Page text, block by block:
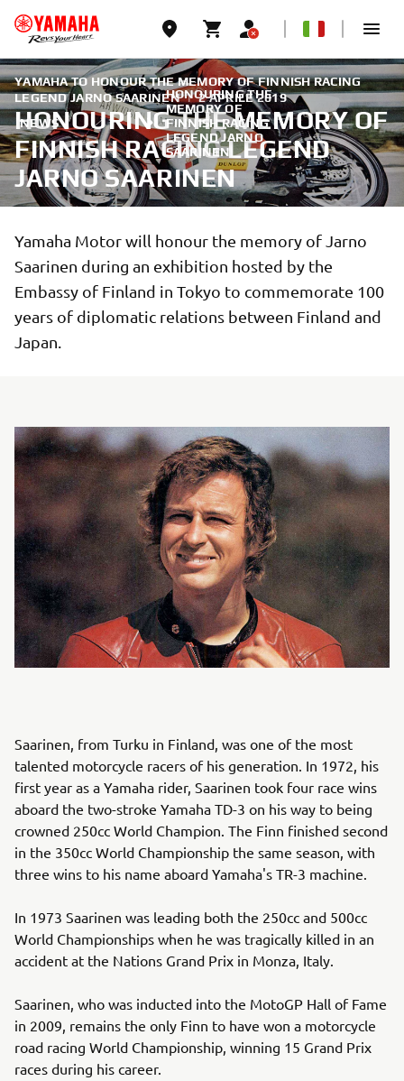
NEWS
HONOURING THE
MEMORY OF
FINNISH RACING
LEGEND JARNO
SAARINEN
YAMAHA TO HONOUR THE MEMORY OF FINNISH RACING
LEGEND JARNO SAARINEN | 2 APRILE 2019
HONOURING THE MEMORY OF
FINNISH RACING LEGEND
JARNO SAARINEN
Yamaha Motor will honour the memory of Jarno
Saarinen during an exhibition hosted by the
Embassy of Finland in Tokyo to commemorate 100
years of diplomatic relations between Finland and
Japan.
Saarinen, from Turku in Finland, was one of the most
talented motorcycle racers of his generation. In 1972, his
first year as a Yamaha rider, Saarinen took four race wins
aboard the two-stroke Yamaha TD-3 on his way to being
crowned 250cc World Champion. The Finn finished second
in the 350cc World Championship the same season, with
three wins to his name aboard Yamaha's TR-3 machine.
In 1973 Saarinen was leading both the 250cc and 500cc
World Championships when he was tragically killed in an
accident at the Nations Grand Prix in Monza, Italy.
Saarinen, who was inducted into the MotoGP Hall of Fame
in 2009, remains the only Finn to have won a motorcycle
road racing World Championship, winning 15 Grand Prix
races during his career.